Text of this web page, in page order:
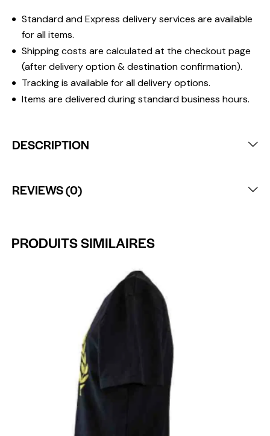
Standard and Express delivery services are available
for all items.
Shipping costs are calculated at the checkout page
(after delivery option & destination confirmation).
Tracking is available for all delivery options.
Items are delivered during standard business hours.
DESCRIPTION
REVIEWS (0)
PRODUITS SIMILAIRES